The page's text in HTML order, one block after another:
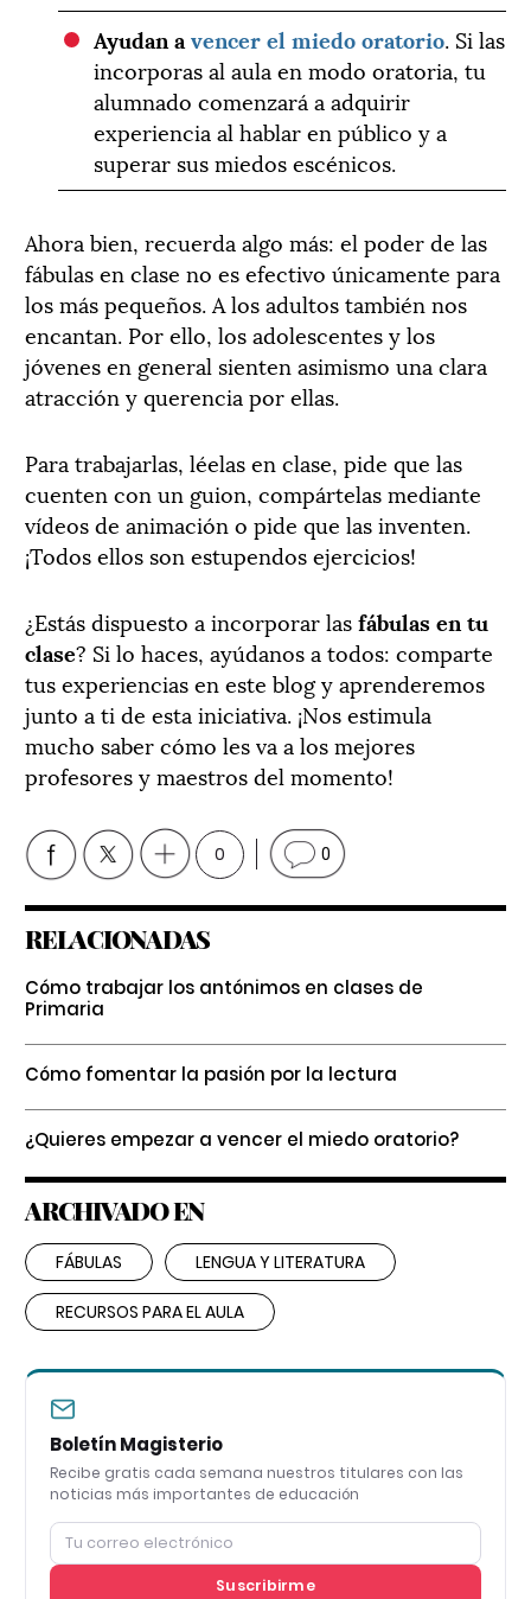
Ayudan avencer el miedo oratorio. Si las
incorporas al aula en modo oratoria, tu
alumnado comenzará a adquirir
experiencia al hablar en público y a
superar sus miedos escénicos.
Ahora bien, recuerda algo más: el poder de las
fábulas en clase no es efectivo únicamente para
los más pequeños. A los adultos también nos
encantan. Por ello, los adolescentes y los
jóvenes en general sienten asimismo una clara
atracción y querencia por ellas.
Para trabajarlas, léelas en clase, pide que las
cuenten con un guion, compártelas mediante
vídeos de animación o pide que las inventen.
¡Todos ellos son estupendos ejercicios!
¿Estás dispuesto a incorporar lasfábulas en tu
clase? Si lo haces, ayúdanos a todos: comparte
tus experiencias en este blog y aprenderemos
junto a ti de esta iniciativa. ¡Nos estimula
mucho saber cómo les va a los mejores
profesores y maestros del momento!
0 0
RELACIONADAS
Cómo trabajar los antónimos en clases de
Primaria
Cómo fomentar la pasión por la lectura
¿Quieres empezar a vencer el miedo oratorio?
ARCHIVADO EN
FÁBULAS LENGUA Y LITERATURA
RECURSOS PARA EL AULA
Boletín Magisterio
Recibe gratis cada semana nuestros titulares con las
noticias más importantes de educación
Suscribirme